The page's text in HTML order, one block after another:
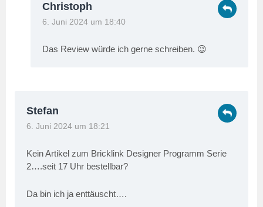
Christoph
6. Juni 2024 um 18:40
Das Review würde ich gerne schreiben. 😉
Stefan
6. Juni 2024 um 18:21
Kein Artikel zum Bricklink Designer Programm Serie
2….seit 17 Uhr bestellbar?
Da bin ich ja enttäuscht….